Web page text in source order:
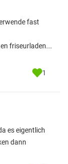
fast
friseurladen...
1
es eigentlich
dann